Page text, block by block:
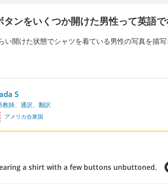
タンをいくつか開けた男性って英語
い開けた状態でシャツを着ている男性の写真を描写
S
教師、通訳、翻訳
アメリカ合衆国
a shirt with a few buttons unbuttoned.